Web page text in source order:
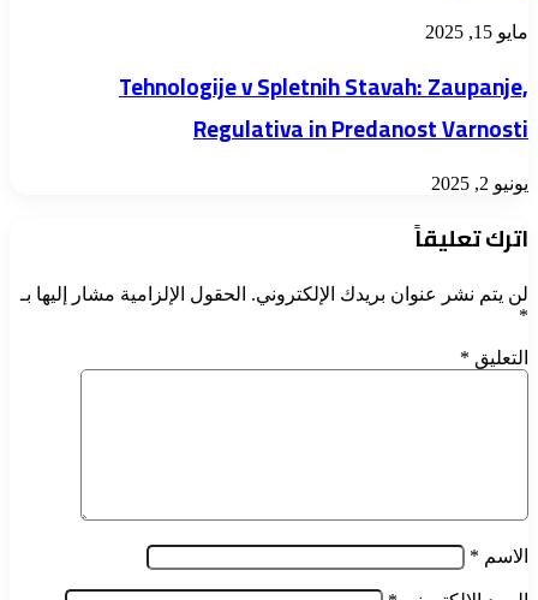
مايو 15, 2025
Tehnologije v Spletnih Stavah: Zaupanje,
Regulativa in Predanost Varnosti
يونيو 2, 2025
اترك تعليقاً
لن يتم نشر عنوان بريدك الإلكتروني. الحقول الإلزامية مشار إليها بـ
*
التعليق *
الاسم *